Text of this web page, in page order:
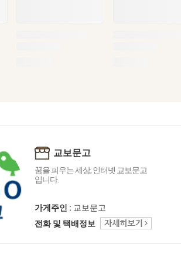
교보문고
꿈을 피우는 세상, 인터넷 교보문고
입니다.
가게주인 : 교보문고
전화 및 택배정보